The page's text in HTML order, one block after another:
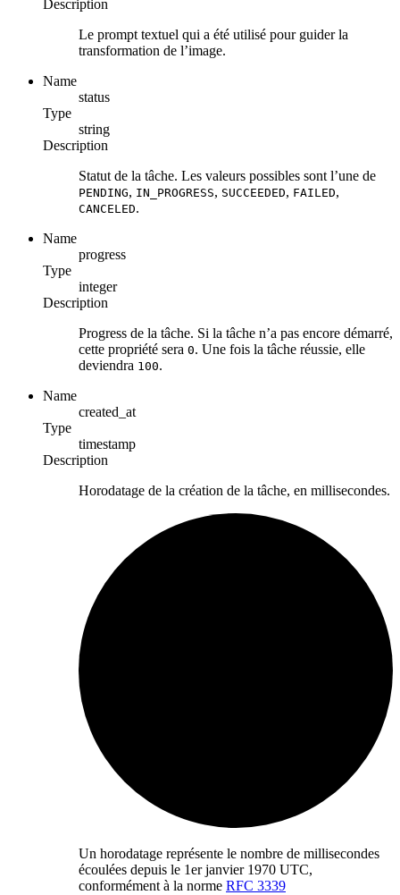
Description
Le prompt textuel qui a été utilisé pour guider la
transformation de l’image.
Name
status
Type
string
Description
Statut de la tâche. Les valeurs possibles sont l’une de
PENDING, IN_PROGRESS, SUCCEEDED, FAILED,
CANCELED.
Name
progress
Type
integer
Description
Progress de la tâche. Si la tâche n’a pas encore démarré,
cette propriété sera 0. Une fois la tâche réussie, elle
deviendra 100.
Name
created_at
Type
timestamp
Description
Horodatage de la création de la tâche, en millisecondes.
Un horodatage représente le nombre de millisecondes
écoulées depuis le 1er janvier 1970 UTC,
conformément à la norme RFC 3339